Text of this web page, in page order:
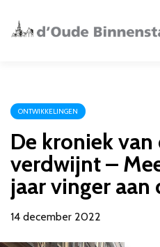
ONTWIKKELINGEN
De kroniek
verdwijnt –
jaar vinger aan
14 december 2022